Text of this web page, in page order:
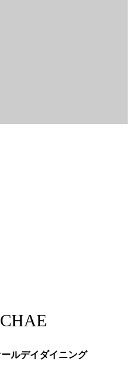
ルデイダイニング